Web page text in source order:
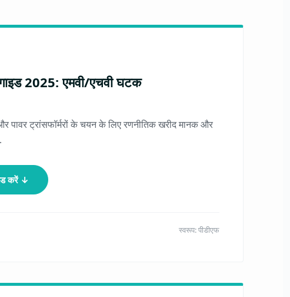
2025: एमवी/एचवी घटक
पावर ट्रांसफॉर्मरों के चयन के लिए रणनीतिक खरीद मानक और
करें ↓
स्वरूप: पीडीएफ